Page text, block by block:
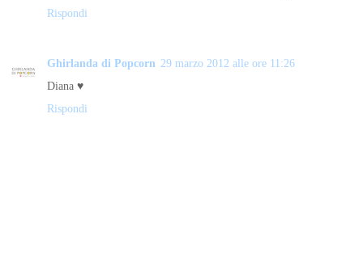
Rispondi
Ghirlanda di Popcorn 29 marzo 2012 alle ore 11:26
Diana ♥
Rispondi